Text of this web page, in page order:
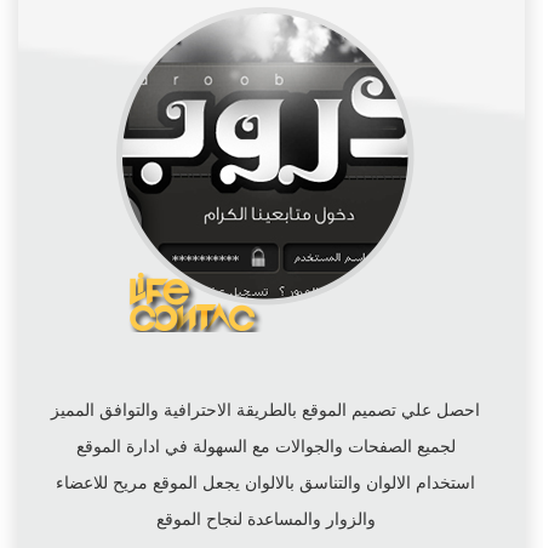
احصل علي تصميم الموقع بالطريقة الاحترافية والتوافق المميز
لجميع الصفحات والجوالات مع السهولة في ادارة الموقع
استخدام الالوان والتناسق بالالوان يجعل الموقع مريح للاعضاء
والزوار والمساعدة لنجاح الموقع